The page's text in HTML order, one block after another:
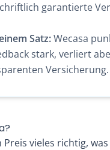
garantierte
Satz:Wecasa
stark, verliert
Versicherung.
Preis vieles richtig,